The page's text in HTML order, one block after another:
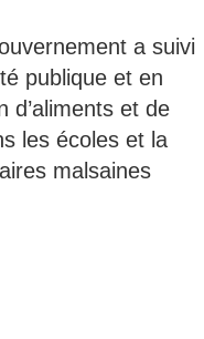
a suivi
publique et en
d’aliments et de
les écoles et la
malsaines